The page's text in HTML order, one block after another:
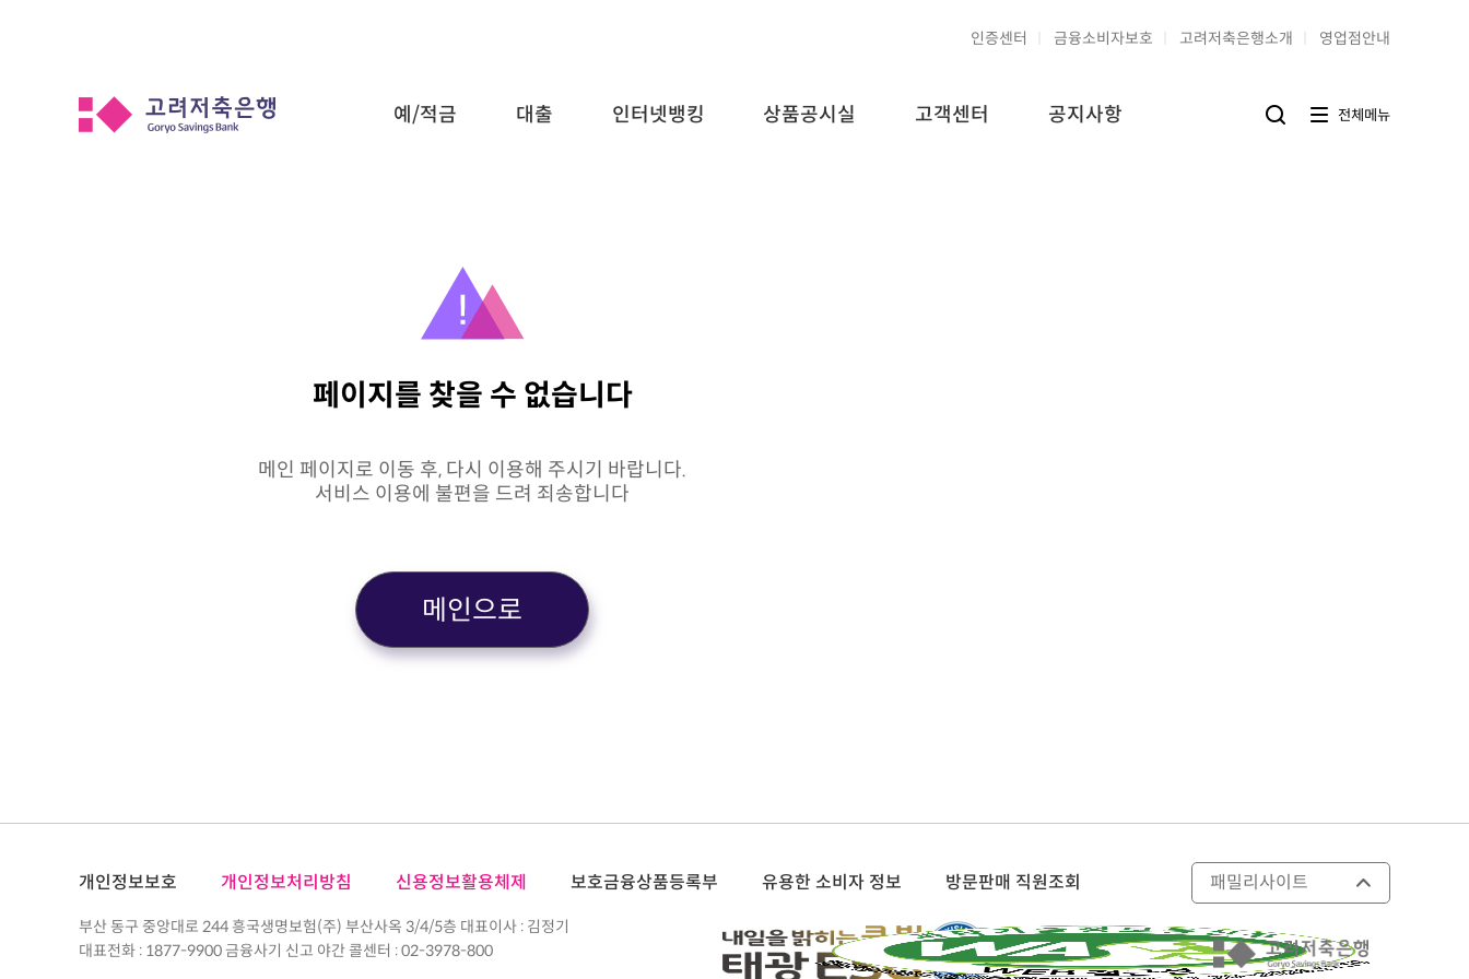
인증센터 금융소비자보호 고려저축은행소개 영업점안내
예/적금 대출 인터넷뱅킹 상품공시실 고객센터 공지사항
검
전
전체메뉴
페이지를 찾을 수 없습니다
메인 페이지로 이동 후, 다시 이용해 주시기 바랍니다.
서비스 이용에 불편을 드려 죄송합니다
메인으로
개인정보보호 개인정보처리방침 신용정보활용체제 보호금융상품등록부 유용한 소비자 정보 방문판매 직원조회 패밀리사이트
부산 동구 중앙대로 244 흥국생명보험(주) 부산사옥 3/4/5층 대표이사 : 김정기
대표전화 : 1877-9900 금융사기 신고 야간 콜센터 : 02-3978-800